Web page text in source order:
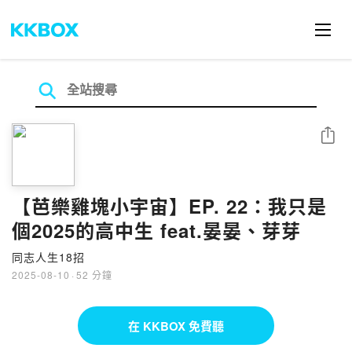
【芭樂雞塊小宇宙】EP. 22：我只是
個2025的高中生 feat.晏晏、芽芽
同志人生18招
2025-08-10 · 52 分鐘
分享
在 KKBOX 免費聽